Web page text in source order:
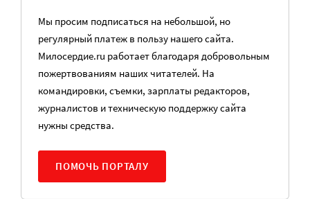
Мы просим подписаться на небольшой, но
регулярный платеж в пользу нашего сайта.
Милосердие.ru работает благодаря добровольным
пожертвованиям наших читателей. На
командировки, съемки, зарплаты редакторов,
журналистов и техническую поддержку сайта
нужны средства.
ПОМОЧЬ ПОРТАЛУ